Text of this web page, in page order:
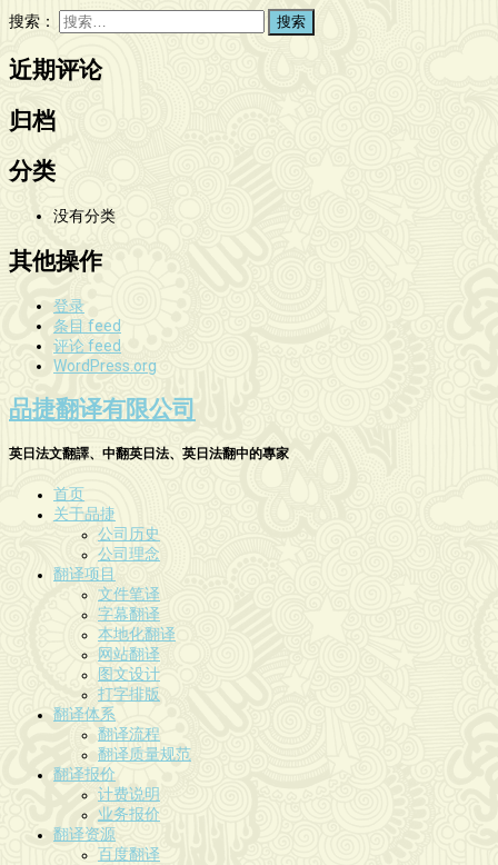
搜索：
近期评论
归档
分类
没有分类
其他操作
登录
条目 feed
评论 feed
WordPress.org
品捷翻译有限公司
英日法文翻譯、中翻英日法、英日法翻中的專家
首页
关于品捷
公司历史
公司理念
翻译项目
文件笔译
字幕翻译
本地化翻译
网站翻译
图文设计
打字排版
翻译体系
翻译流程
翻译质量规范
翻译报价
计费说明
业务报价
翻译资源
百度翻译